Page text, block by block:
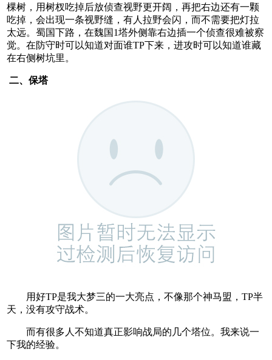
棵树，用树杈吃掉后放侦查视野更开阔，再把右边还有一颗
吃掉，会出现一条视野缝，有人拉野会闪，而不需要把灯拉
太远。蜀国下路，在魏国1塔外侧靠右边插一个侦查很难被察
觉。在防守时可以知道对面谁TP下来，进攻时可以知道谁藏
在右侧树坑里。
二、保塔
用好TP是我大梦三的一大亮点，不像那个神马盟，TP半
天，没有攻守战术。
而有很多人不知道真正影响战局的几个塔位。我来说一
下我的经验。